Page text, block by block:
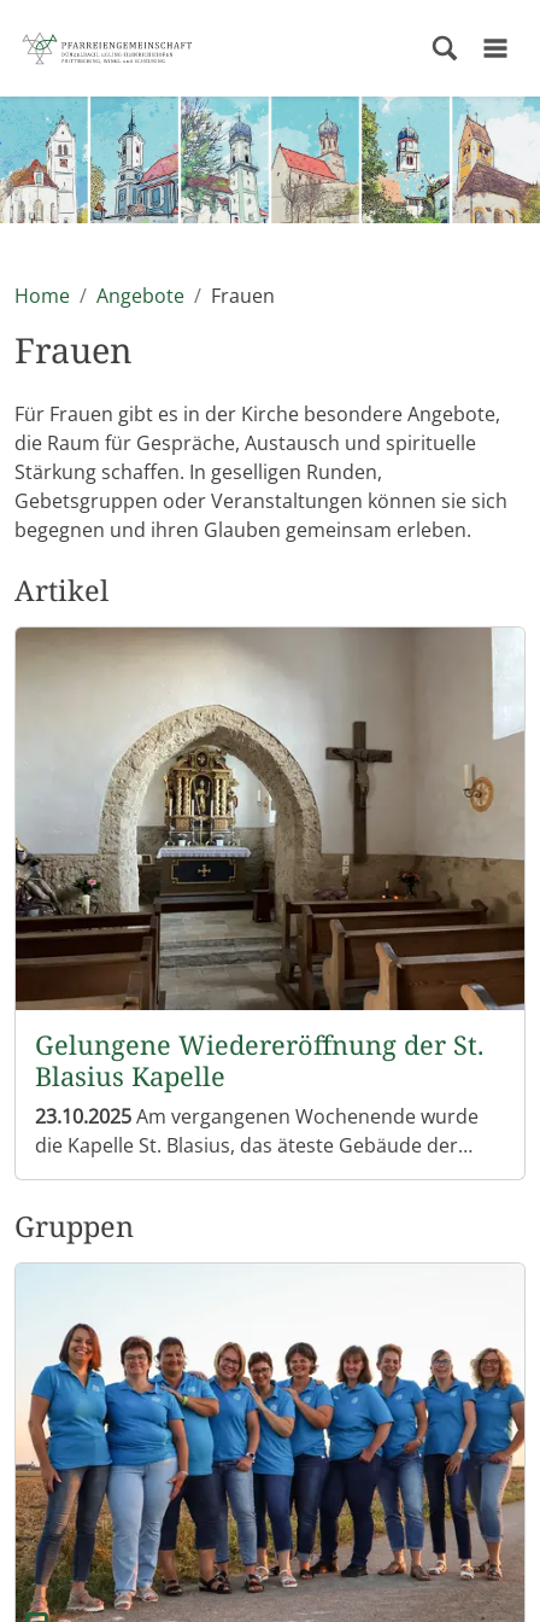
Home Angebote Frauen
Frauen
Für Frauen gibt es in der Kirche besondere Angebote,
die Raum für Gespräche, Austausch und spirituelle
Stärkung schaffen. In geselligen Runden,
Gebetsgruppen oder Veranstaltungen können sie sich
begegnen und ihren Glauben gemeinsam erleben.
Artikel
Gelungene Wiedereröffnung der St.
Blasius Kapelle
23.10.2025Am vergangenen Wochenende wurde
die Kapelle St. Blasius, das äteste Gebäude der
Gemeinde Egling an der Paar mit einem feierlichen
gab es, ein von der Kirchenverwaltung orgnisiertes,
kleines "Kurchta Feschtla" im naheliegenden
Bauer) betreut die Kapelle seit Generationen. Bei
Kaffee und Kuchen und einem reichlichen
Brotzeitbuffet feierten rund 150 Personen in
gemütlicher Runde im geschützen Stadel. Die
Renovierung der Kapelle dauerte von Planung bis
Fertigstellung über 10 Jahre, das Ergebnis kann sich
wirklich sehen lassen! Schauen Sie einfach mal
vorbei, die Kapelle ist zur Zeit am Wochenende
tagsüber geöffnet.
Gruppen